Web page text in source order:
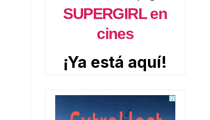
SUPERGIRL en
cines
¡Ya está aquí!